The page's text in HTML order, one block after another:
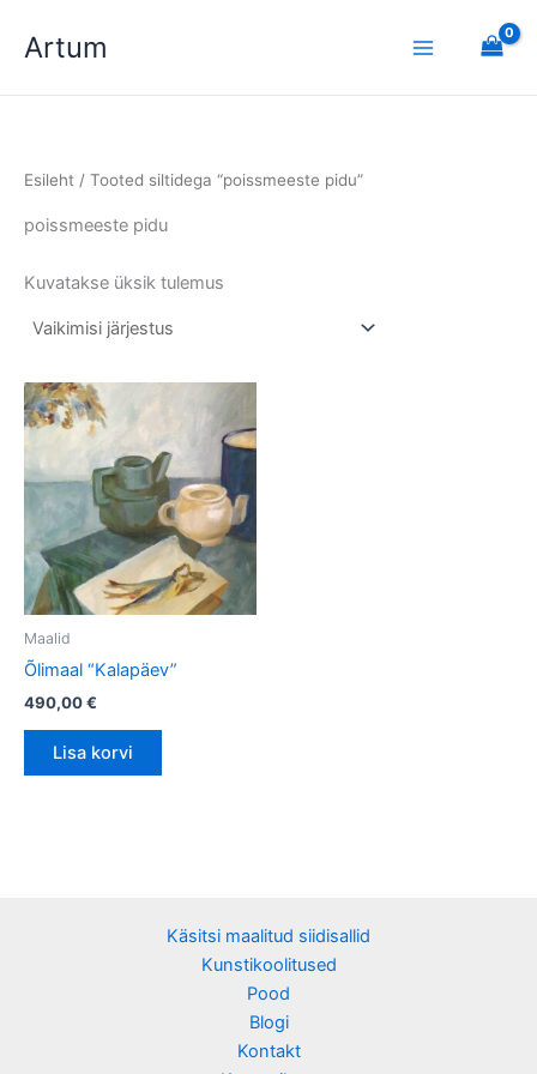
Artum
Esileht / Tooted siltidega “poissmeeste pidu”
poissmeeste pidu
Kuvatakse üksik tulemus
Maalid
Õlimaal “Kalapäev”
490,00€
Lisa korvi
Käsitsi maalitud siidisallid
Kunstikoolitused
Pood
Blogi
Kontakt